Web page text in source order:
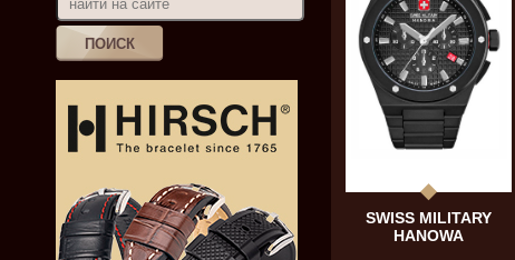
SWISS MILITARY
HANOWA